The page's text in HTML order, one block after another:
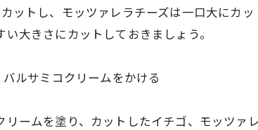
ットし、モッツァレラチーズは一口大にカッ
大きさにカットしておきましょう。
ルサミコクリームをかける
ームを塗り、カットしたイチゴ、モッツァ